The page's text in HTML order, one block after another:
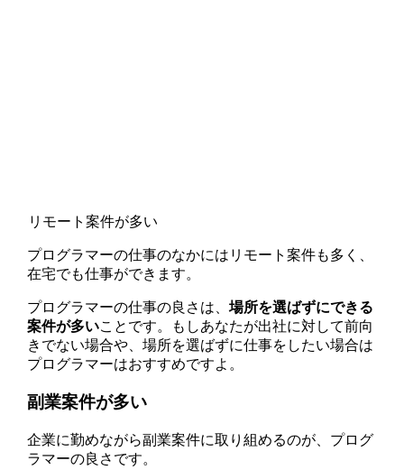
リモート案件が多い
プログラマーの仕事のなかにはリモート案件も多く、
在宅でも仕事ができます。
プログラマーの仕事の良さは、場所を選ばずにできる
案件が多いことです。もしあなたが出社に対して前向
きでない場合や、場所を選ばずに仕事をしたい場合は
プログラマーはおすすめですよ。
副業案件が多い
企業に勤めながら副業案件に取り組めるのが、プログ
ラマーの良さです。